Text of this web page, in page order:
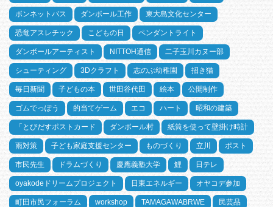
ボンネットバス ダンボール工作 東大島文化センター
恐竜アスレチック こどもの日 ペンダントライト
ダンボールアーティスト NITTOH通信 二子玉川カヌー部
シューティング 3Dクラフト 志のぶ幼稚園 招き猫
毎日新聞 子どもの本 世田谷代田 絵本 公開制作
ゴムでっぽう 的当てゲーム エコ ハート 昭和の建築
「とびだすポストカード ダンボール村 紙筒を使って壁掛け時計
雨対策 子ども家庭支援センター ものづくり 立川 ポスト
市民先生 ドラムづくり 慶應義塾大学 鯉 日テレ
oyakodeドリームプロジェクト 日東エネルギー オヤコデ参加
町田市民フォーラム workshop TAMAGAWABRWE 民芸品